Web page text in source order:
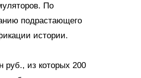
По
подрастающего
истории.
руб., из которых 200